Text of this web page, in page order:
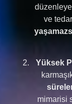
ve
Yüksek
mimarisi